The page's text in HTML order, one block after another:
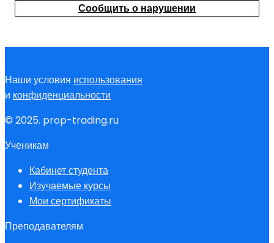
Сообщить о нарушении
Наши условия использования
и конфиденциальности
© 2025. prop-trading.ru
Ученикам
Кабинет студента
Изучаемые курсы
Мои сертификаты
Преподавателям